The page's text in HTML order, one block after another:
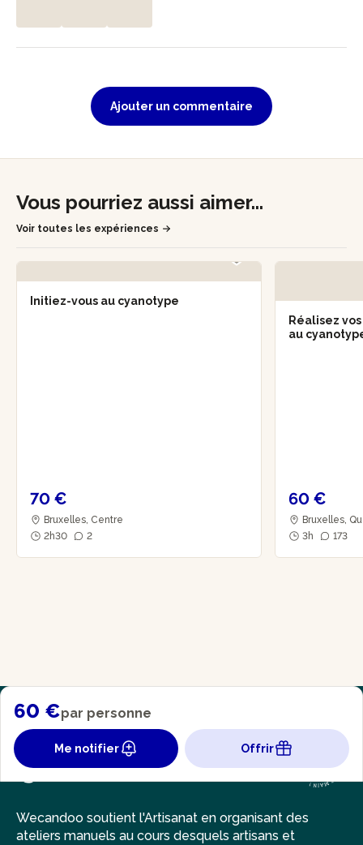
Ajouter un commentaire
Vous pourriez aussi aimer...
Voir toutes les expériences
Initiez-vous au cyanotype
70 €
Bruxelles, Centre
2h30
2
Réalisez
au
60 €
Bruxelles,
3h
173
60 €par personne
Me notifier Offrir
Wecandoo soutient l'Artisanat en organisant des
ateliers manuels au cours desquels artisans et